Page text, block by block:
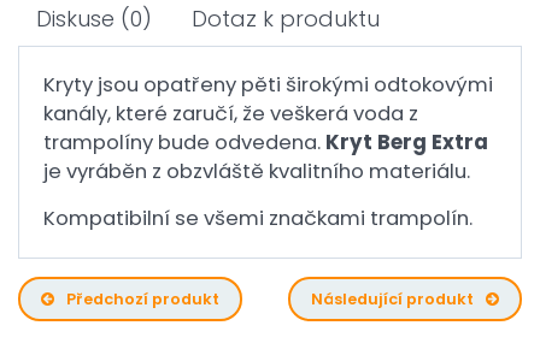
Diskuse (0) Dotaz k produktu
Kryty jsou opatřeny pěti širokými odtokovými
kanály, které zaručí, že veškerá voda z
trampolíny bude odvedena. Kryt Berg Extra
je vyráběn z obzvláště kvalitního materiálu.
Kompatibilní se všemi značkami trampolín.
Předchozí produkt Následující produkt